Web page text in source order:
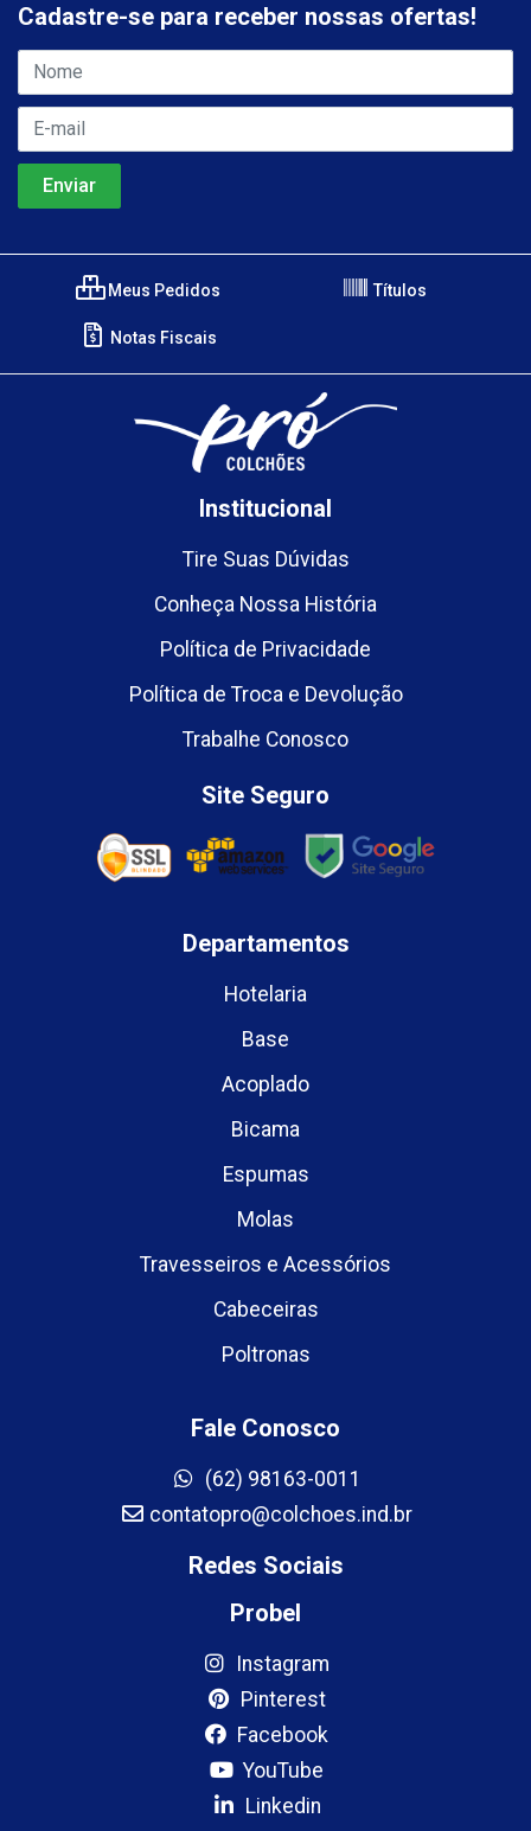
Cadastre-se para receber nossas ofertas!
Meus Pedidos Títulos
Notas Fiscais
Institucional
Tire Suas Dúvidas
Conheça Nossa História
Política de Privacidade
Política de Troca e Devolução
Trabalhe Conosco
Site Seguro
Departamentos
Hotelaria
Base
Acoplado
Bicama
Espumas
Molas
Travesseiros e Acessórios
Cabeceiras
Poltronas
Fale Conosco
(62) 98163-0011
contatopro@colchoes.ind.br
Redes Sociais
Probel
Instagram
Pinterest
Facebook
YouTube
Linkedin